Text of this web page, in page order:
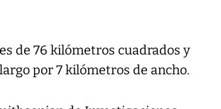
de 76 kilómetros cuadrados y
por 7 kilómetros de ancho.